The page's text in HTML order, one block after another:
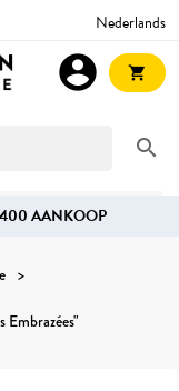
Nederlands
search
account_circle shopping_cart
AANKOOP